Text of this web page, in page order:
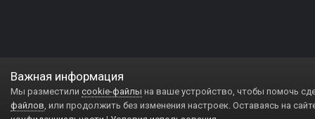
Важная информация
Мы разместили cookie-файлы на ваше устройство, чтобы помочь
файлов, или продолжить без изменения настроек. Оставаясь на